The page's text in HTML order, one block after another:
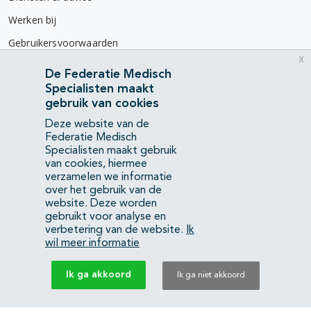
Werken bij
Gebruikersvoorwaarden
Privacyverklaring
Contact
Mercatorlaan 1200
3528 BL Utrecht
(088) 505 34 34
info@richtlijnendatabase.nl
YouTubeLinkedIn
KvK Federatie Medisch Specialisten:40483480
Privacyverklaring
De Federatie Medisch
Specialisten maakt
gebruik van cookies
Deze website van de
Federatie Medisch
Specialisten maakt gebruik
van cookies, hiermee
verzamelen we informatie
over het gebruik van de
website. Deze worden
gebruikt voor analyse en
verbetering van de website.
Ik
wil meer informatie
Ik ga akkoord Ik ga niet akkoord
x